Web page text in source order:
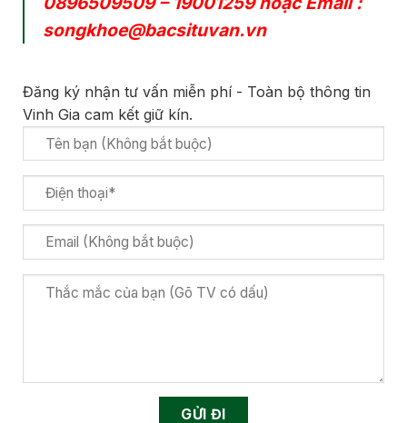
songkhoe@bacsituvan.vn
Đăng ký nhận tư vấn miễn phí - Toàn bộ thông tin
Vinh Gia cam kết giữ kín.